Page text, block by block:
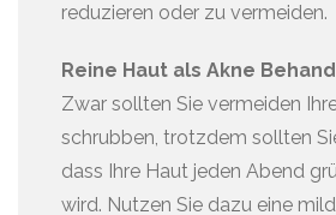
reduzieren oder zu vermeiden.
Reine Haut als Akne
Zwar sollten Sie vermeiden
schrubben, trotzdem sollten
dass Ihre Haut jeden Abend
wird. Nutzen Sie dazu eine